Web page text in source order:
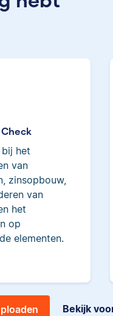
het
van
zinsopbouw,
van
het
op
elementen.
Bekijk
Scribbrs
MSc in
is
als
als